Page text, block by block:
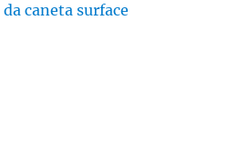
caneta surface